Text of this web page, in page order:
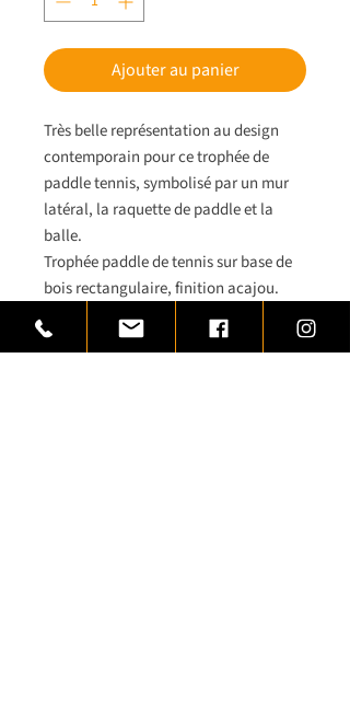
Ajouter au panier
Très belle représentation au design
contemporain pour ce trophée de
paddle tennis, symbolisé par un mur
latéral, la raquette de paddle et la
balle.
Trophée paddle de tennis sur base de
bois rectangulaire, finition acajou.
Pour vos classements lors de vos
championnats de paddle tennis, 3